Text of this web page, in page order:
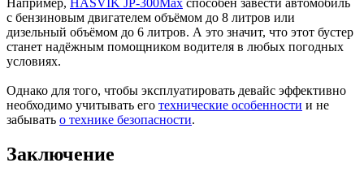
Например, HASVIK JP-300Max способен завести автомобиль
с бензиновым двигателем объёмом до 8 литров или
дизельный объёмом до 6 литров. А это значит, что этот бустер
станет надёжным помощником водителя в любых погодных
условиях.
Однако для того, чтобы эксплуатировать девайс эффективно
необходимо учитывать его технические особенности и не
забывать о технике безопасности.
Заключение